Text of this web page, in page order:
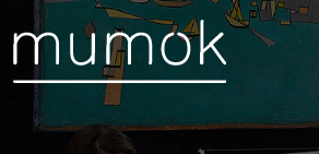
Zum Inhalt [1]
Zum Hauptmenü [2]
Zur Suche [3]